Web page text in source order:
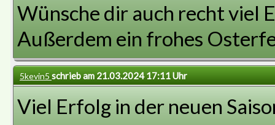
Wünsche dir auch recht viel
Außerdem ein frohes
5kevin5 schrieb am 21.03.2024 17:11 Uhr
Viel Erfolg in der neuen